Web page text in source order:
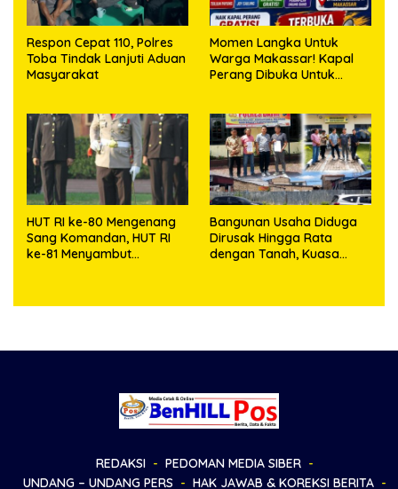
Respon Cepat 110, Polres
Toba Tindak Lanjuti Aduan
Masyarakat
Momen Langka Untuk
Warga Makassar! Kapal
Perang Dibuka Untuk
HUT RI ke-80 Mengenang
Sang Komandan, HUT RI
ke-81 Menyambut
Bangunan Usaha Diduga
Dirusak Hingga Rata
dengan Tanah, Kuasa
REDAKSI
PEDOMAN MEDIA SIBER
UNDANG – UNDANG PERS
HAK JAWAB & KOREKSI BERITA